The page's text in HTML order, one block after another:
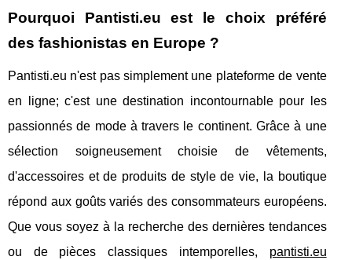
Pourquoi Pantisti.eu est le choix préféré
des fashionistas en Europe ?
Pantisti.eu n'est pas simplement une plateforme de vente
en ligne; c'est une destination incontournable pour les
passionnés de mode à travers le continent. Grâce à une
sélection soigneusement choisie de vêtements,
d'accessoires et de produits de style de vie, la boutique
répond aux goûts variés des consommateurs européens.
Que vous soyez à la recherche des dernières tendances
ou de pièces classiques intemporelles, pantisti.eu